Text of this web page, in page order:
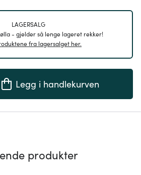
LAGERSALG
- gjelder så lenge lageret rekker!
fra lagersalget her.
Legg i handlekurven
produkter